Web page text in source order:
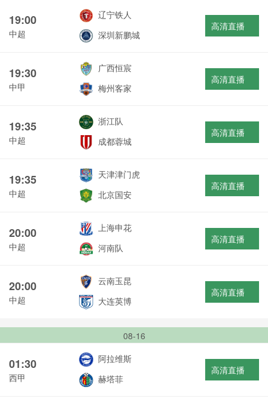
19:00
中超
辽宁铁人
深圳新鹏城
高清直播
19:30
中甲
广西恒宸
梅州客家
高清直播
19:35
中超
浙江队
成都蓉城
高清直播
19:35
中超
天津津门虎
北京国安
高清直播
20:00
中超
上海申花
河南队
高清直播
20:00
中超
云南玉昆
大连英博
高清直播
08-16
01:30
西甲
阿拉维斯
赫塔菲
高清直播